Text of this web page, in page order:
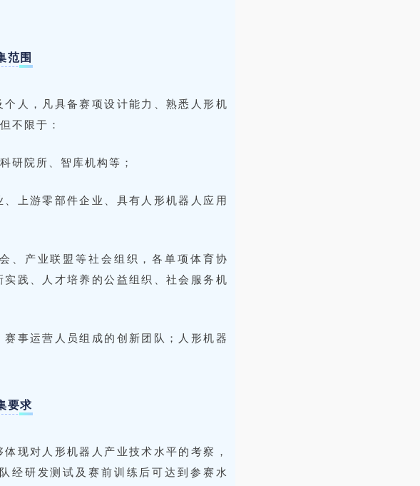
范围
人，凡具备赛项设计能力、熟悉人形机
不限于：
研院所、智库机构等；
上游零部件企业、具有人形机器人应用
、产业联盟等社会组织，各单项体育协
践、人才培养的公益组织、社会服务机
事运营人员组成的创新团队；人形机器
要求
现对人形机器人产业技术水平的考察，
经研发测试及赛前训练后可达到参赛水